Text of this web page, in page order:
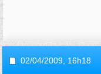
02/04/2009, 16h18